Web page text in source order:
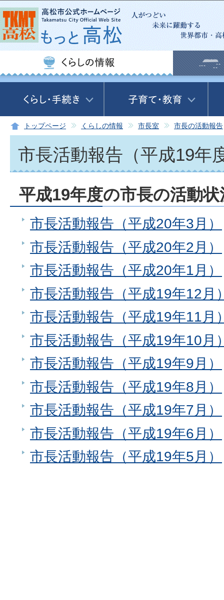
この
トップページ くらしの情報 市長室 市長の活動報告
市長活動報告（平成19年
平成19年度の市長の活動
市長活動報告（平成20年3月）
市長活動報告（平成20年2月）
市長活動報告（平成20年1月）
市長活動報告（平成19年12月
市長活動報告（平成19年11月
市長活動報告（平成19年10月
市長活動報告（平成19年9月）
市長活動報告（平成19年8月）
市長活動報告（平成19年7月）
市長活動報告（平成19年6月）
市長活動報告（平成19年5月）